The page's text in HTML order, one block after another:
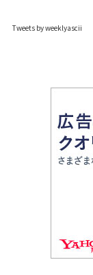
Tweets by weeklyascii